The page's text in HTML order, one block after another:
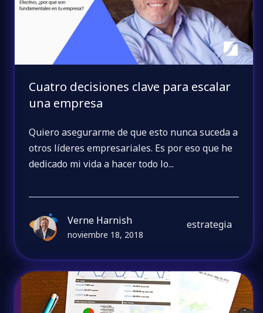
Cuatro decisiones clave para escalar
una empresa
Quiero asegurarme de que esto nunca suceda a
otros líderes empresariales. Es por eso que he
dedicado mi vida a hacer todo lo...
Verne Harnish
noviembre 18, 2018
estrategia